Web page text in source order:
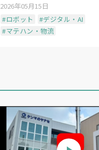
2026年05月15日
#ロボット
#デジタル・AI
#マテハン・物流